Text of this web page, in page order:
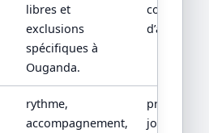
libres et
exclusions
spécifiques à
Ouganda.
conditions
rythme,
accompagnement,
jour par